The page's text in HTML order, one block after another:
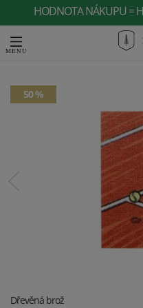
HODNOTA NÁKUPU =
50 %
Dřevěná brož